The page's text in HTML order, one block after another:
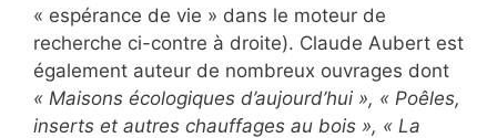
« espérance de vie » dans le moteur de
recherche ci-contre à droite). Claude Aubert est
également auteur de nombreux ouvrages dont
« Maisons écologiques d’aujourd’hui », « Poêles,
inserts et autres chauffages au bois », « La